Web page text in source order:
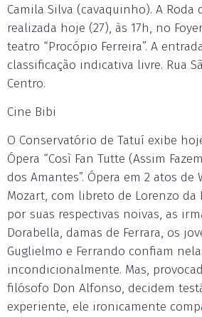
Camila Silva (cavaquinho). A Roda
realizada hoje (27), às 17h, no
teatro “Procópio Ferreira”. A
classificação indicativa livre. Rua
Centro.
Cine Bibi
O Conservatório de Tatuí exibe
Ópera “Così Fan Tutte (Assim
dos Amantes”. Ópera em 2 atos de
Mozart, com libreto de Lorenzo da
por suas respectivas noivas, as
Dorabella, damas de Ferrara, os
Guglielmo e Ferrando confiam
incondicionalmente. Mas,
filósofo Don Alfonso, decidem
experiente, ele ironicamente